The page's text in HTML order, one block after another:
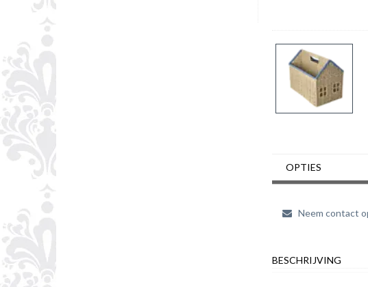
OPTIES
Neem contact
BESCHRIJVING